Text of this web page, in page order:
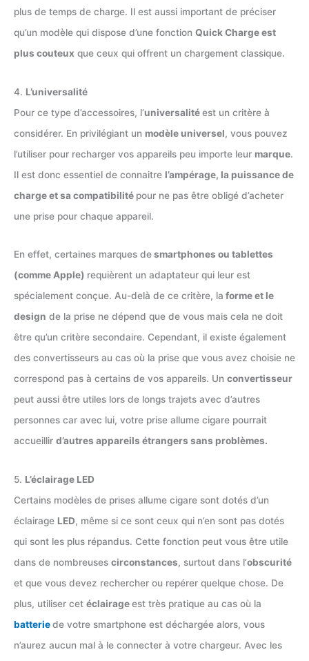
plus de temps de charge. Il est aussi important de préciser
qu’un modèle qui dispose d’une fonction Quick Charge est
plus couteux que ceux qui offrent un chargement classique.
4. L’universalité
Pour ce type d’accessoires, l’universalitéest un critère à
considérer. En privilégiant un modèle universel, vous pouvez
l’utiliser pour recharger vos appareils peu importe leur marque.
Il est donc essentiel de connaitre l’ampérage, la puissance de
charge et sa compatibilité pour ne pas être obligé d’acheter
une prise pour chaque appareil.
En effet, certaines marques desmartphones ou tablettes
(comme Apple) requièrent un adaptateur qui leur est
spécialement conçue. Au-delà de ce critère, la forme et le
design de la prise ne dépend que de vous mais cela ne doit
être qu’un critère secondaire. Cependant, il existe également
des convertisseurs au cas où la prise que vous avez choisie ne
correspond pas à certains de vos appareils. Un convertisseur
peut aussi être utiles lors de longs trajets avec d’autres
personnes car avec lui, votre prise allume cigare pourrait
accueillir d’autres appareils étrangers sans problèmes.
5. L’éclairage LED
Certains modèles de prises allume cigare sont dotés d’un
éclairage LED, même si ce sont ceux qui n’en sont pas dotés
qui sont les plus répandus. Cette fonction peut vous être utile
dans de nombreuses circonstances, surtout dans l’obscurité
et que vous devez rechercher ou repérer quelque chose. De
plus, utiliser cet éclairageest très pratique au cas où la
batteriede votre smartphone est déchargée alors, vous
n’aurez aucun mal à le connecter à votre chargeur. Avec les